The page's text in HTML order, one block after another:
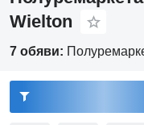
Wielton
7 обяви: